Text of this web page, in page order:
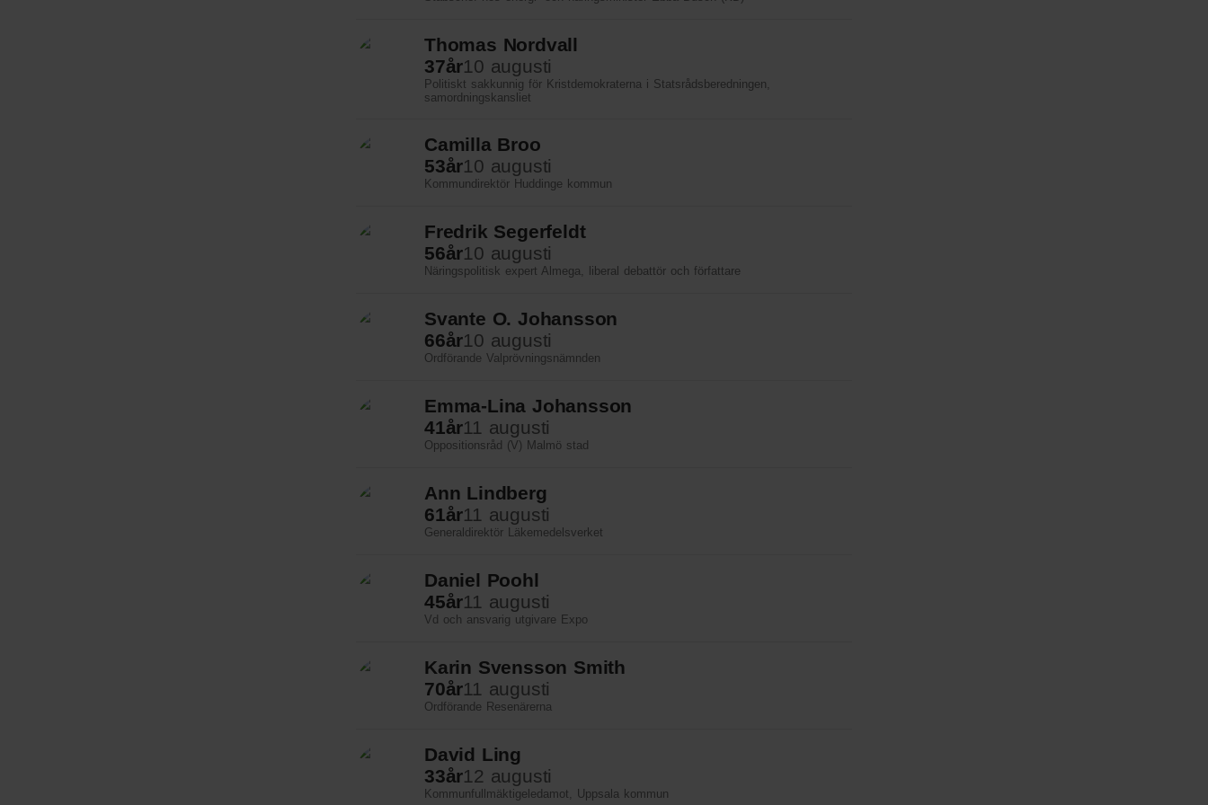
Thomas Nordvall
37år10 augusti
Politiskt sakkunnig för Kristdemokraterna i Statsrådsberedningen,
samordningskansliet
Camilla Broo
53år10 augusti
Kommundirektör Huddinge kommun
Fredrik Segerfeldt
56år10 augusti
Näringspolitisk expert Almega, liberal debattör och författare
Svante O. Johansson
66år10 augusti
Ordförande Valprövningsnämnden
Emma-Lina Johansson
41år11 augusti
Oppositionsråd (V) Malmö stad
Ann Lindberg
61år11 augusti
Generaldirektör Läkemedelsverket
Daniel Poohl
45år11 augusti
Vd och ansvarig utgivare Expo
Karin Svensson Smith
70år11 augusti
Ordförande Resenärerna
David Ling
33år12 augusti
Kommunfullmäktigeledamot, Uppsala kommun